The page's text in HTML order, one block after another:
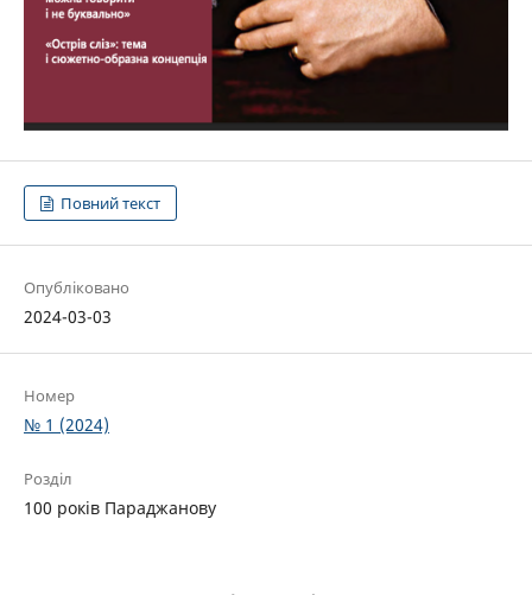
Повний текст
Опубліковано
2024-03-03
Номер
№ 1 (2024)
Розділ
100 років Параджанову